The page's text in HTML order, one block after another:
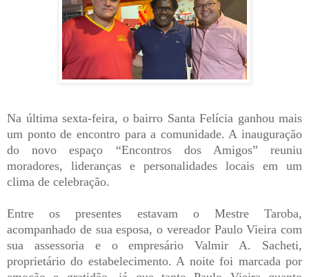
Na última sexta-feira, o bairro Santa Felícia ganhou mais
um ponto de encontro para a comunidade. A inauguração
do novo espaço “Encontros dos Amigos” reuniu
moradores, lideranças e personalidades locais em um
clima de celebração.
Entre os presentes estavam o Mestre Taroba,
acompanhado de sua esposa, o vereador Paulo Vieira com
sua assessoria e o empresário Valmir A. Sacheti,
proprietário do estabelecimento. A noite foi marcada por